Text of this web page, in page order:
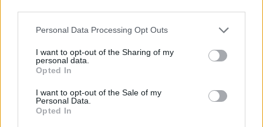
Please note that this website/app uses one or more Google
not limited to your visit or usage behaviour. You may click to
grant or deny consent to Google and its third-party tags to
use your data for below specified purposes in below Google
consent section.
Personal Data Processing Opt Outs
I want to opt-out of the Sharing of my
personal data.
Opted In
I want to opt-out of the Sale of my
Personal Data.
Opted In